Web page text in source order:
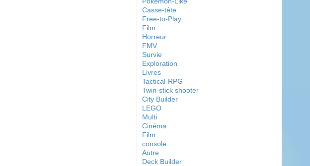
Casse-tête
Free-to-Play
Film
Horreur
FMV
Survie
Exploration
Livres
Tactical-RPG
Twin-stick shooter
City Builder
LEGO
Multi
Cinéma
Film
console
Autre
Deck Builder